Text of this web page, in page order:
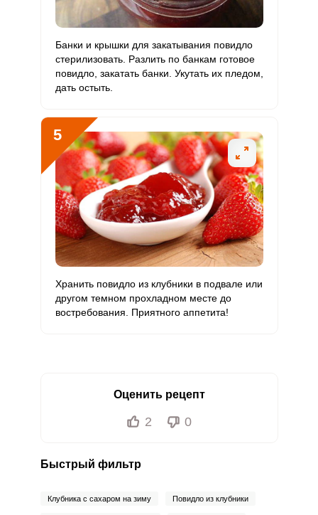
Рубидий 184 мкг 200 мкг 4.6 92
Фтор 180 мкг 4000 мкг 0.2 4.5
Хром 20 мкг
Бор 1850 мкг 1200 мкг 7.7 154.2
Ванадий 90 мкг 22.3 450
Молибден 100 мкг 70 мкг 7.1 142.9
Банки и крышки для закатывания повидло
стерилизовать. Разлить по банкам готовое
повидло, закатать банки. Укутать их пледом,
дать остыть.
5
Хранить повидло из клубники в подвале или
другом темном прохладном месте до
востребования. Приятного аппетита!
Оценить рецепт
2 0
Быстрый фильтр
Клубника с сахаром на зиму Повидло из клубники